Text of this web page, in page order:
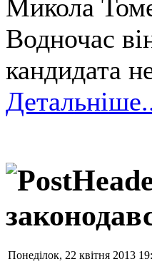
Микола
Водночас
кандидата
Понеділок, 22 квітня 2013